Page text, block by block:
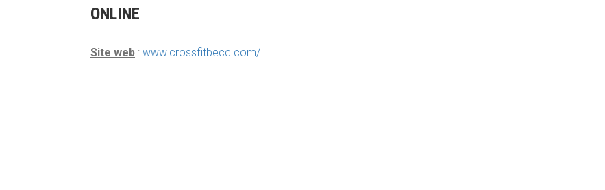
ONLINE
Site web : www.crossfitbecc.com/